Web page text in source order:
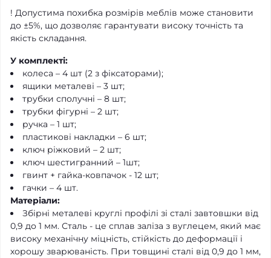
! Допустима похибка розмірів меблів може становити
до ±5%, що дозволяє гарантувати високу точність та
якість складання.
У комплекті:
колеса – 4 шт (2 з фіксаторами);
ящики металеві – 3 шт;
трубки сполучні – 8 шт;
трубки фігурні – 2 шт;
ручка – 1 шт;
пластикові накладки – 6 шт;
ключ ріжковий – 2 шт;
ключ шестигранний – 1шт;
гвинт + гайка-ковпачок - 12 шт;
гачки – 4 шт.
Матеріали:
Збірні металеві круглі профілі зі сталі завтовшки від
0,9 до 1 мм. Сталь - це сплав заліза з вуглецем, який має
високу механічну міцність, стійкість до деформації і
хорошу зварюваність. При товщині сталі від 0,9 до 1 мм,